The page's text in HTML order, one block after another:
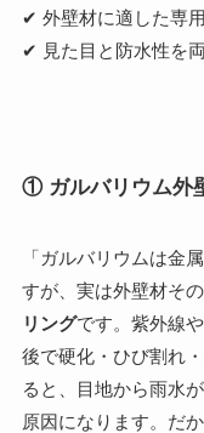
✔ 外壁材に適した専
✔ 見た目と防水性を
① ガルバリウム外
「ガルバリウムは金
すが、実は外壁材そ
リングです。紫外線
後で硬化・ひび割れ
ると、目地から雨水
原因になります。だ